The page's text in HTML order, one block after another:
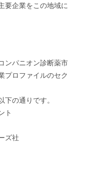
要企業をこの地域に
ンパニオン診断薬市
プロファイルのセク
の通りです。
ト
ズ社